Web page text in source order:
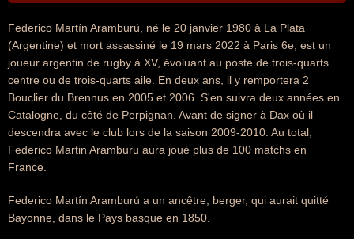
Federico Martín Aramburú, né le 20 janvier 1980 à La Plata
(Argentine) et mort assassiné le 19 mars 2022 à Paris 6e, est un
joueur argentin de rugby à XV, évoluant au poste de trois-quarts
centre ou de trois-quarts aile. En deux ans, il y remportera 2
Bouclier du Brennus en 2005 et 2006. S'en suivra deux années en
Catalogne, du côté de Perpignan. Avant de signer à Dax où il
descendra avec le club lors de la saison 2009-2010. Au total,
Federico Martin Aramburu aura joué plus de 100 matchs en
France.
Federico Martín Aramburú a un ancêtre, berger, qui aurait quitté
Bayonne, dans le Pays basque en 1850.